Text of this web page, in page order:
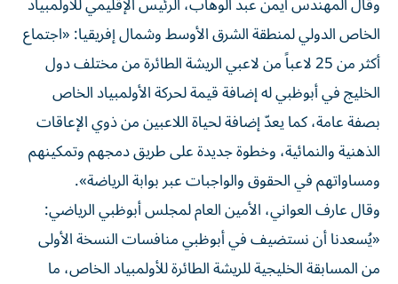
الخاص الدولي لمنطقة الشرق الأوسط وشمال إفريقيا: «اجتماع
أكثر من 25 لاعباً من لاعبي الريشة الطائرة من مختلف دول
الخليج في أبوظبي له إضافة قيمة لحركة الأولمبياد الخاص
بصفة عامة، كما يعدّ إضافة لحياة اللاعبين من ذوي الإعاقات
الذهنية والنمائية، وخطوة جديدة على طريق دمجهم وتمكينهم
ومساواتهم في الحقوق والواجبات عبر بوابة الرياضة».
وقال عارف العواني، الأمين العام لمجلس أبوظبي الرياضي:
«يُسعدنا أن نستضيف في أبوظبي منافسات النسخة الأولى
من المسابقة الخليجية للريشة الطائرة للأولمبياد الخاص، ما